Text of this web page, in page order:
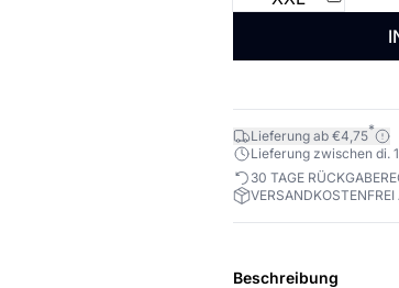
Lieferung ab €4,75*
Lieferung zwischen di.
30 TAGE
Beschreibung